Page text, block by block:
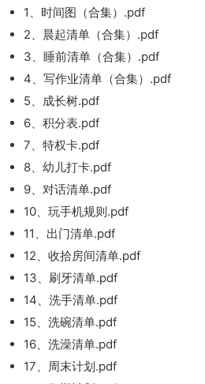
1、时间图（合集）.pdf
2、晨起清单（合集）.pdf
3、睡前清单（合集）.pdf
4、写作业清单（合集）.pdf
5、成长树.pdf
6、积分表.pdf
7、特权卡.pdf
8、幼儿打卡.pdf
9、对话清单.pdf
10、玩手机规则.pdf
11、出门清单.pdf
12、收拾房间清单.pdf
13、刷牙清单.pdf
14、洗手清单.pdf
15、洗碗清单.pdf
16、洗澡清单.pdf
17、周末计划.pdf